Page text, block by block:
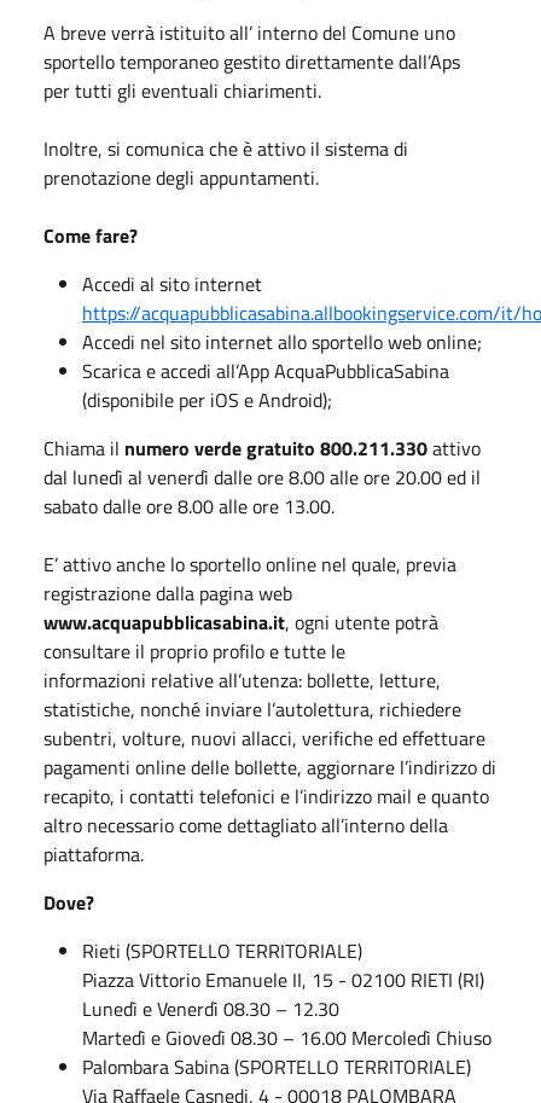
A breve verrà istituito all’ interno del Comune uno
sportello temporaneo gestito direttamente dall’Aps
per tutti gli eventuali chiarimenti.
Inoltre, si comunica che è attivo il sistema di
prenotazione degli appuntamenti.
Come fare?
Accedi al sito internet
https://acquapubblicasabina.allbookingservice.com/it/
Accedi nel sito internet allo sportello web online;
Scarica e accedi all’App AcquaPubblicaSabina
(disponibile per iOS e Android);
Chiama il numero verde gratuito 800.211.330attivo
dal lunedì al venerdì dalle ore 8.00 alle ore 20.00 ed il
sabato dalle ore 8.00 alle ore 13.00.
E’ attivo anche lo sportello online nel quale, previa
registrazione dalla pagina web
www.acquapubblicasabina.it, ogni utente potrà
consultare il proprio profilo e tutte le
informazioni relative all’utenza: bollette, letture,
statistiche, nonché inviare l’autolettura, richiedere
subentri, volture, nuovi allacci, verifiche ed effettuare
pagamenti online delle bollette, aggiornare l’indirizzo di
recapito, i contatti telefonici e l’indirizzo mail e quanto
altro necessario come dettagliato all’interno della
piattaforma.
Dove?
Rieti (SPORTELLO TERRITORIALE)
Piazza Vittorio Emanuele II, 15 - 02100 RIETI (RI)
Lunedì e Venerdì 08.30 – 12.30
Martedì e Giovedì 08.30 – 16.00 Mercoledì Chiuso
Palombara Sabina (SPORTELLO TERRITORIALE)
Via Raffaele Casnedi, 4 - 00018 PALOMBARA